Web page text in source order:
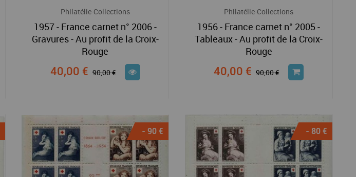
Philatélie-Collections
1957 - France carnet n° 2006 -
Gravures - Au profit de la Croix-
Rouge
40,00 € 90,00 €
Philatélie-Collections
1956 - France carnet n° 2005 -
Tableaux - Au profit de la Croix-
Rouge
40,00 € 90,00 €
- 90 € - 80 €